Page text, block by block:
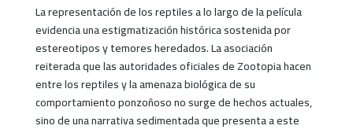
La representación de los reptiles a lo largo de la película
evidencia una estigmatización histórica sostenida por
estereotipos y temores heredados. La asociación
reiterada que las autoridades oficiales de Zootopia hacen
entre los reptiles y la amenaza biológica de su
comportamiento ponzoñoso no surge de hechos actuales,
sino de una narrativa sedimentada que presenta a este